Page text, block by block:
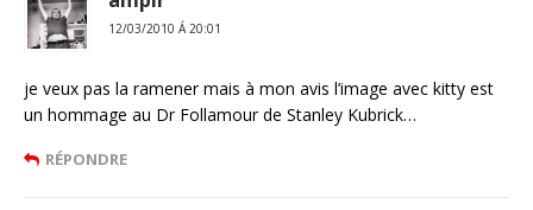
12/03/2010 Á 20:01
je veux pas la ramener mais à mon avis l’image avec kitty est
un hommage au Dr Follamour de Stanley Kubrick…
RÉPONDRE